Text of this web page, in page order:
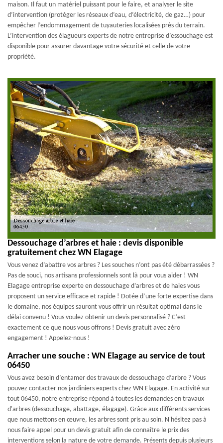
maison. Il faut un matériel puissant pour le faire, et analyser le site
d’intervention (protéger les réseaux d’eau, d’électricité, de gaz…) pour
empêcher l’endommagement de tuyauteries localisées près du terrain.
L’intervention des élagueurs experts de notre entreprise d’essouchage est
disponible pour assurer davantage votre sécurité et celle de votre
propriété.
Dessouchage d’arbres et haie : devis disponible
gratuitement chez WN Elagage
Vous venez d’abattre vos arbres ? Les souches n’ont pas été débarrassées ?
Pas de souci, nos artisans professionnels sont là pour vous aider ! WN
Elagage entreprise experte en dessouchage d’arbres et de haies vous
proposent un service efficace et rapide ! Dotée d’une forte expertise dans
le domaine, nos équipes sauront vous offrir un résultat optimal dans le
délai convenu ! Vous voulez obtenir un devis personnalisé ? C’est
exactement ce que nous vous offrons ! Devis gratuit avec zéro
engagement ! Appelez-nous !
Arracher une souche : WN Elagage au service de tout
06450
Vous avez besoin d’entamer des travaux de dessouchage d’arbre ? Vous
pouvez contacter nos jardiniers experts chez WN Elagage. En activité sur
tout 06450, notre entreprise répond à toutes les demandes en travaux
d'arbres (dessouchage, abattage, élagage). Grâce aux différents services
que nous mettons en œuvre, les arbres sont pris au soin. N'hésitez pas à
nous faire appel pour un devis gratuit afin de connaître le prix des
interventions selon la nature de votre demande. Présents depuis plusieurs